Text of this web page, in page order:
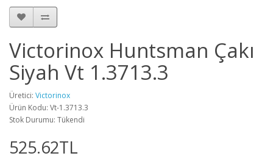
Victorinox Huntsman Çakı
Siyah Vt 1.3713.3
Üretici: Victorinox
Ürün Kodu: Vt-1.3713.3
Stok Durumu: Tükendi
525.62TL